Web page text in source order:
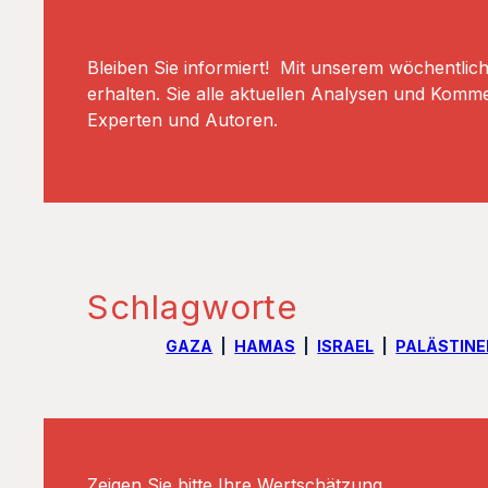
Bleiben Sie informiert! Mit unserem
erhalten. Sie alle aktuellen Analysen und
Experten und Autoren.
Schlagworte
GAZA HAMAS ISRAEL